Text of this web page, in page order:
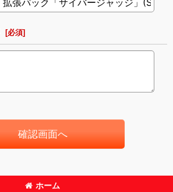
[必須]
確認画面へ
ホーム